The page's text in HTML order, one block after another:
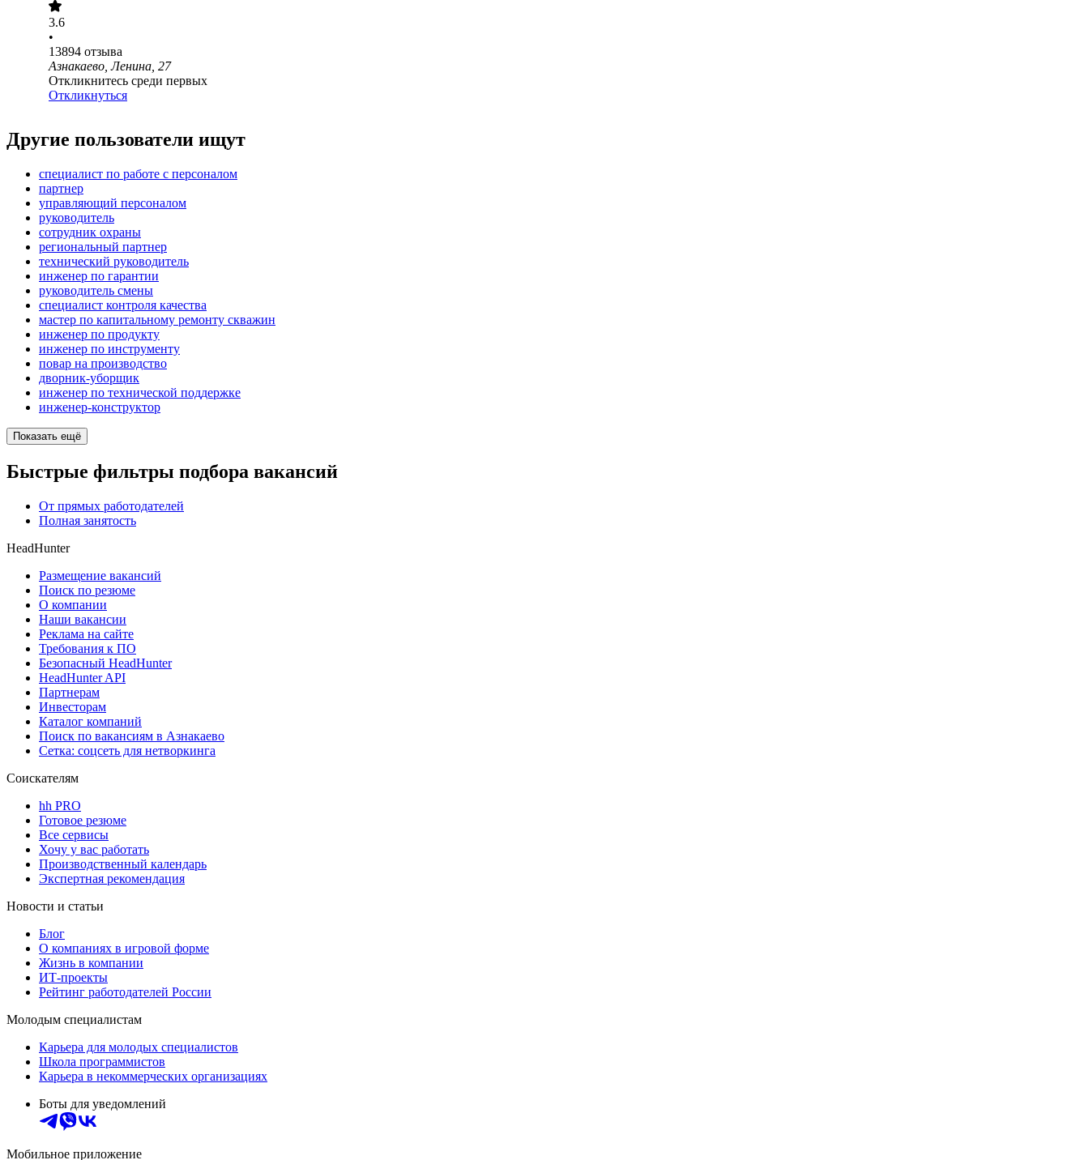
3.6
•
13894 отзыва
Азнакаево, Ленина, 27
Откликнитесь среди первых
Откликнуться
Другие пользователи ищут
специалист по работе с персоналом
партнер
управляющий персоналом
руководитель
сотрудник охраны
региональный партнер
технический руководитель
инженер по гарантии
руководитель смены
специалист контроля качества
мастер по капитальному ремонту скважин
инженер по продукту
инженер по инструменту
повар на производство
дворник-уборщик
инженер по технической поддержке
инженер-конструктор
Показать ещё
Быстрые фильтры подбора вакансий
От прямых работодателей
Полная занятость
HeadHunter
Размещение вакансий
Поиск по резюме
О компании
Наши вакансии
Реклама на сайте
Требования к ПО
Безопасный HeadHunter
HeadHunter API
Партнерам
Инвесторам
Каталог компаний
Поиск по вакансиям в Азнакаево
Сетка: соцсеть для нетворкинга
Соискателям
hh PRO
Готовое резюме
Все сервисы
Хочу у вас работать
Производственный календарь
Экспертная рекомендация
Новости и статьи
Блог
О компаниях в игровой форме
Жизнь в компании
ИТ-проекты
Рейтинг работодателей России
Молодым специалистам
Карьера для молодых специалистов
Школа программистов
Карьера в некоммерческих организациях
Боты для уведомлений
Мобильное приложение